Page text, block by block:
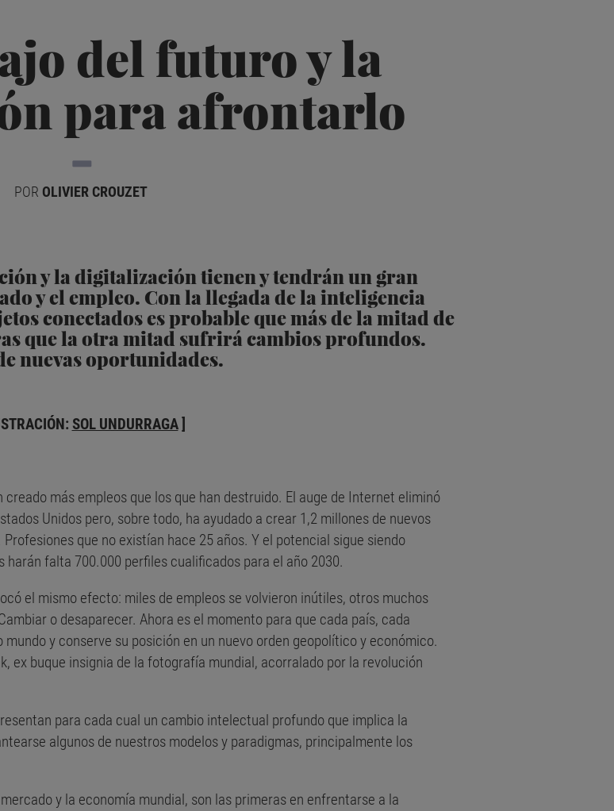
del futuro y la
para afrontarlo
POR OLIVIER CROUZET
y la digitalización tienen y tendrán un gran
y el empleo. Con la llegada de la inteligencia
conectados es probable que más de la mitad de
que la otra mitad sufrirá cambios profundos.
nuevas oportunidades.
SOL UNDURRAGA]
más empleos que los que han destruido. El auge de Internet eliminó
Unidos pero, sobre todo, ha ayudado a crear 1,2 millones de nuevos
que no existían hace 25 años. Y el potencial sigue siendo
falta 700.000 perfiles cualificados para el año 2030.
el mismo efecto: miles de empleos se volvieron inútiles, otros muchos
o desaparecer. Ahora es el momento para que cada país, cada
y conserve su posición en un nuevo orden geopolítico y económico.
ex buque insignia de la fotografía mundial, acorralado por la revolución
para cada cual un cambio intelectual profundo que implica la
algunos de nuestros modelos y paradigmas, principalmente los
y la economía mundial, son las primeras en enfrentarse a la